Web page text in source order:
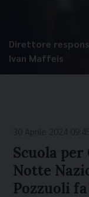
Direttore
Ivan Maffeis
Scuola
Notte
Pozzuoli